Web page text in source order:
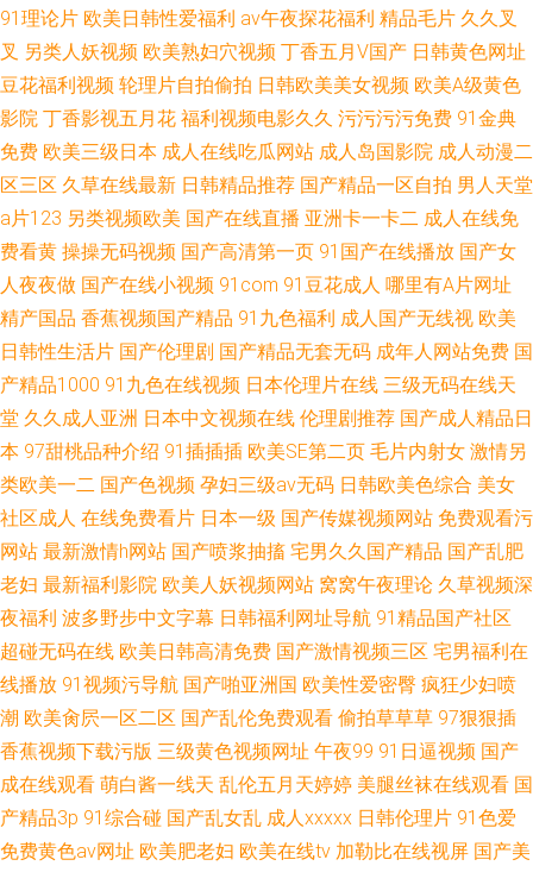
91理论片 欧美日韩性爱福利 av午夜探花福利 精品毛片 久久叉
叉 另类人妖视频 欧美熟妇穴视频 丁香五月V国产 日韩黄色网址
豆花福利视频 轮理片自拍偷拍 日韩欧美美女视频 欧美A级黄色
影院 丁香影视五月花 福利视频电影久久 污污污污免费 91金典
免费 欧美三级日本 成人在线吃瓜网站 成人岛国影院 成人动漫二
区三区 久草在线最新 日韩精品推荐 国产精品一区自拍 男人天堂
a片123 另类视频欧美 国产在线直播 亚洲卡一卡二 成人在线免
费看黄 操操无码视频 国产高清第一页 91国产在线播放 国产女
人夜夜做 国产在线小视频 91com 91豆花成人 哪里有A片网址
精产国品 香蕉视频国产精品 91九色福利 成人国产无线视 欧美
日韩性生活片 国产伦理剧 国产精品无套无码 成年人网站免费 国
产精品1000 91九色在线视频 日本伦理片在线 三级无码在线天
堂 久久成人亚洲 日本中文视频在线 伦理剧推荐 国产成人精品日
本 97甜桃品种介绍 91插插插 欧美SE第二页 毛片内射女 激情另
类欧美一二 国产色视频 孕妇三级av无码 日韩欧美色综合 美女
社区成人 在线免费看片 日本一级 国产传媒视频网站 免费观看污
网站 最新激情h网站 国产喷浆抽搐 宅男久久国产精品 国产乱肥
老妇 最新福利影院 欧美人妖视频网站 窝窝午夜理论 久草视频深
夜福利 波多野步中文字幕 日韩福利网址导航 91精品国产社区
超碰无码在线 欧美日韩高清免费 国产激情视频三区 宅男福利在
线播放 91视频污导航 国产啪亚洲国 欧美性爱密臀 疯狂少妇喷
潮 欧美肏屄一区二区 国产乱伦免费观看 偷拍草草草 97狠狠插
香蕉视频下载污版 三级黄色视频网址 午夜99 91日逼视频 国产
成在线观看 萌白酱一线天 乱伦五月天婷婷 美腿丝袜在线观看 国
产精品3p 91综合碰 国产乱女乱 成人xxxxx 日韩伦理片 91色爱
免费黄色av网址 欧美肥老妇 欧美在线tv 加勒比在线视屏 国产美